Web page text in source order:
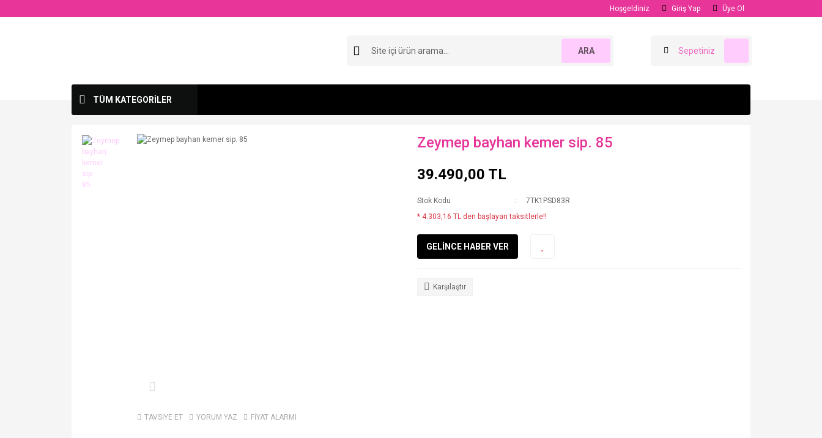
Hoşgeldiniz Giriş Yap Üye Ol
ARA Sepetiniz
TÜM KATEGORİLER
TAVSİYE ET YORUM YAZ FİYAT ALARMI
Zeymep bayhan kemer sip. 85
39.490,00 TL
Stok Kodu
7TK1PSD83R
* 4.303,16 TL den başlayan taksitlerle!!
GELİNCE HABER VER
Karşılaştır